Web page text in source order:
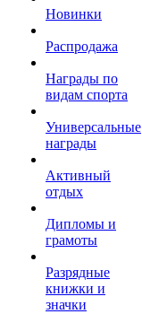
Новинки
Распродажа
Награды по
видам спорта
Универсальные
награды
Активный
отдых
Дипломы и
грамоты
Разрядные
книжки и
значки